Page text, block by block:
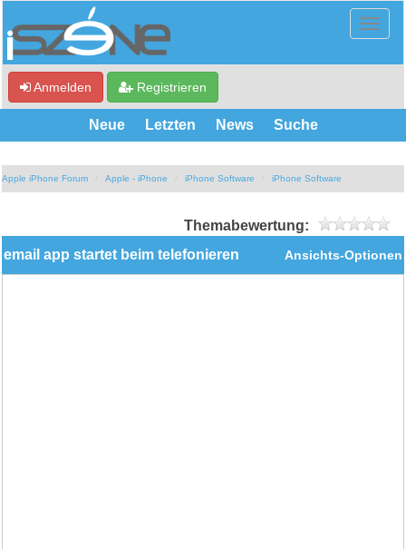
Anmelden Registrieren
Neue Letzten News Suche
Apple iPhone Forum Apple - iPhone iPhone Software iPhone Software
Themabewertung:
Ansichts-Optionen
email app startet beim telefonieren